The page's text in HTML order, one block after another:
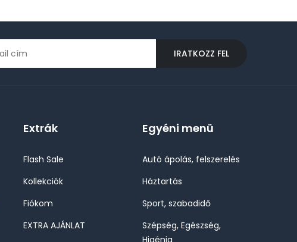
IRATKOZZ FEL
Extrák
Flash Sale
Kollekciók
Fiókom
EXTRA AJÁNLAT
Egyéni menü
Autó ápolás, felszerelés
Háztartás
Sport, szabadidő
Szépség, Egészség,
Higénia